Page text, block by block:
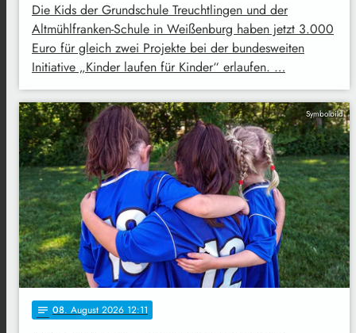
Die Kids der Grundschule Treuchtlingen und der
Altmühlfranken-Schule in Weißenburg haben jetzt 3.000
Euro für gleich zwei Projekte bei der bundesweiten
Initiative „Kinder laufen für Kinder“ erlaufen. …
Symbolbild
notes 08. August 2026 12:11